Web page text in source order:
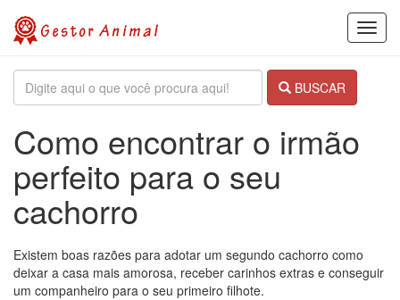
BUSCAR
Como encontrar o irmão
perfeito para o seu
cachorro
Existem boas razões para adotar um segundo cachorro como
deixar a casa mais amorosa, receber carinhos extras e conseguir
um companheiro para o seu primeiro filhote.